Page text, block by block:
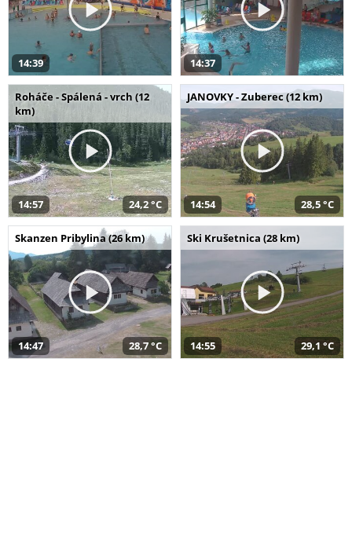
14:39 14:37
Roháče - Spálená - vrch (12
km)
14:57 24,2 °C
JANOVKY - Zuberec (12 km)
14:54 28,5 °C
Skanzen Pribylina (26 km)
14:47 28,7 °C
Ski Krušetnica (28 km)
14:55 29,1 °C